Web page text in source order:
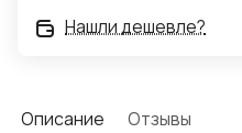
Нашли дешевле?
Описание Отзывы